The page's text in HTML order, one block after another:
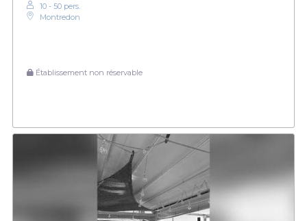
10 - 50 pers.
Montredon
Établissement non réservable